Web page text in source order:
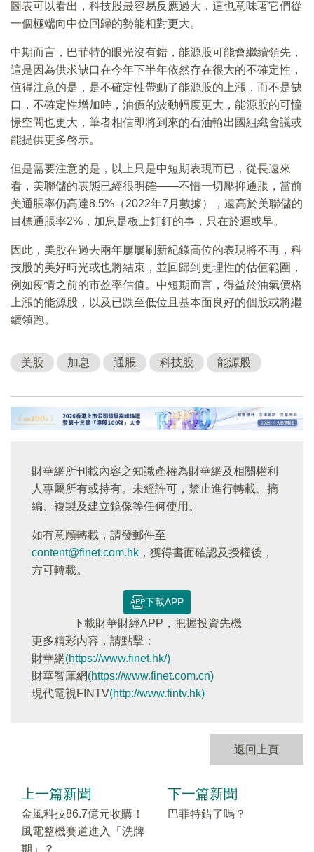
圖表可以看出，科技股最容易反應過大，這也意味著它們從
一個極端向中位回歸的勢能相對更大。
中期而言，巴菲特的眼光沒有錯，能源股可能會繼續領先，
這是因為供求缺口在今年下半年依然存在很大的不確定性，
值得注意的是，是不確定性帶動了能源股的上漲，而不是缺
口，不確定性增加時，油價的波動幅度更大，能源股的可憧
憬空間也更大，筆者相信即將到來的石油輸出國組織會議或
能提供更多啓示。
但是需要注意的是，以上只是中短期表現而已，從長遠來
看，美聯儲的表態已經很明確——不惜一切壓抑通脹，當前
美通脹率仍高達8.5%（2022年7月數據），遠高於美聯儲的
目標通脹率2%，加息是板上釘釘的事，只在於遲或早。
因此，美股在過去兩年屢屢刷新紀錄高位的表現將不再，科
技股的美好時光或也將結束，並回歸到更理性的估值範圍，
例如疫情之前的市盈率估值。中短期而言，得益於油氣價格
上漲的能源股，以及已跌至低位且基本面良好的個股或將繼
續領跑。
美股 加息 通脹 科技股 能源股
財華網所刊載內容之知識產權為財華網及相關權利
人專屬所有或持有。未經許可，禁止進行轉載、摘
編、複製及建立鏡像等任何使用。
如有意願轉載，請發郵件至
content@finet.com.hk ，獲得書面確認及授權後，
方可轉載。
下載APP
下載財華財經APP，把握投資先機
更多精彩内容，請點擊：
財華網(https://www.finet.hk/)
財華智庫網(https://www.finet.com.cn)
現代電視FINTV(http://www.fintv.hk)
返回上頁
上一篇新聞
金風科技86.7億元收購！
風電整機賽道進入「洗牌
期」？
下一篇新聞
巴菲特錯了嗎？